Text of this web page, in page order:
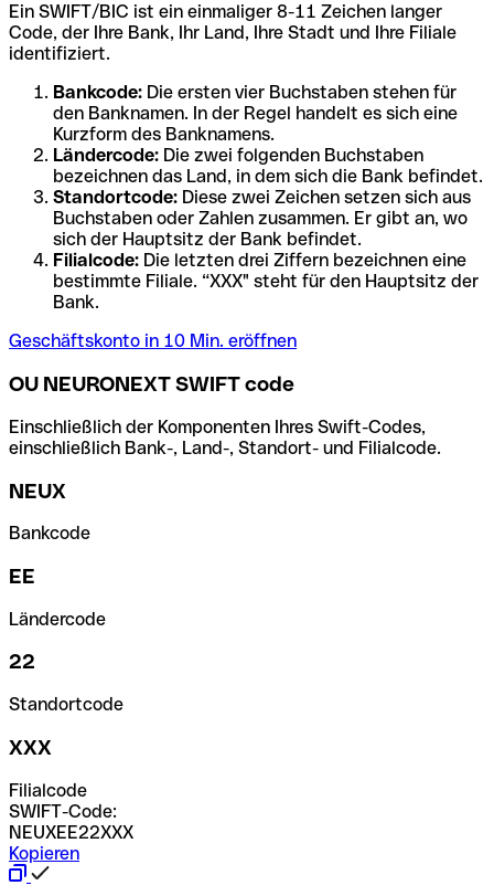
Ein SWIFT/BIC ist ein einmaliger 8-11 Zeichen langer
Code, der Ihre Bank, Ihr Land, Ihre Stadt und Ihre Filiale
identifiziert.
Bankcode: Die ersten vier Buchstaben stehen für
den Banknamen. In der Regel handelt es sich eine
Kurzform des Banknamens.
Ländercode: Die zwei folgenden Buchstaben
bezeichnen das Land, in dem sich die Bank befindet.
Standortcode: Diese zwei Zeichen setzen sich aus
Buchstaben oder Zahlen zusammen. Er gibt an, wo
sich der Hauptsitz der Bank befindet.
Filialcode: Die letzten drei Ziffern bezeichnen eine
bestimmte Filiale. “XXX" steht für den Hauptsitz der
Bank.
Geschäftskonto in 10 Min. eröffnen
OU NEURONEXT SWIFT code
Einschließlich der Komponenten Ihres Swift-Codes,
einschließlich Bank-, Land-, Standort- und Filialcode.
NEUX
Bankcode
EE
Ländercode
22
Standortcode
XXX
Filialcode
SWIFT-Code:
NEUXEE22XXX
Kopieren